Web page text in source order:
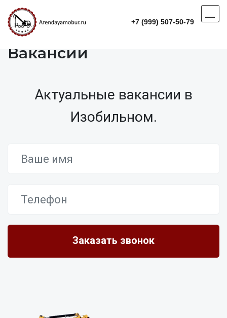
+7 (999) 507-50-79
Вакансии
Актуальные вакансии в
Изобильном.